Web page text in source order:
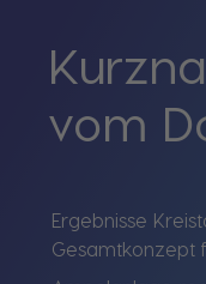
vom
Ergebnisse
Gesamtkonzept